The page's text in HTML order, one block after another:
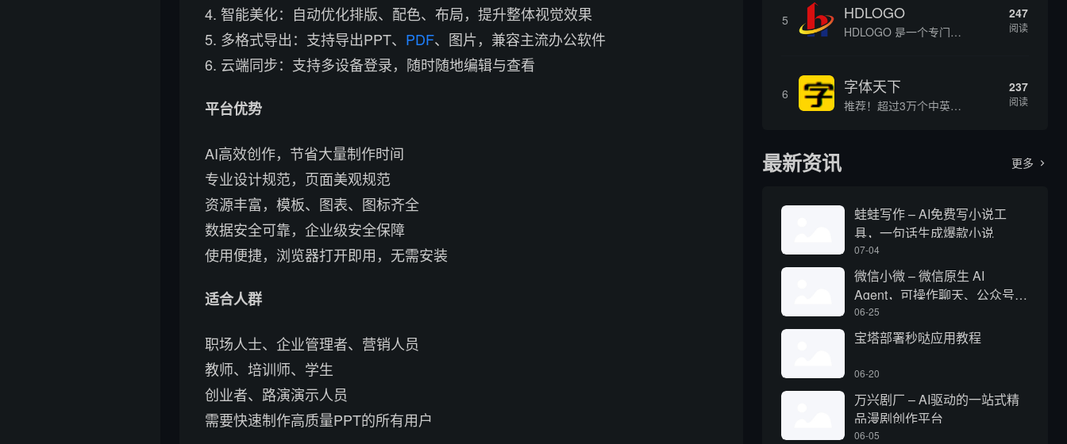
4. 智能美化：自动优化排版、配色、布局，提升整体视觉效果
5. 多格式导出：支持导出PPT、 PDF、图片，兼容主流办公软件
6. 云端同步：支持多设备登录，随时随地编辑与查看
平台优势
AI高效创作，节省大量制作时间
专业设计规范，页面美观规范
资源丰富，模板、图表、图标齐全
数据安全可靠，企业级安全保障
使用便捷，浏览器打开即用，无需安装
适合人群
职场人士、企业管理者、营销人员
教师、培训师、学生
创业者、路演演示人员
需要快速制作高质量PPT的所有用户
5 HDLOGO
HDLOGO 是一个专门整理矢量标志和图标的网站，提供各类品牌和公司的矢量标志下载服务，主要面向设计师、营销人员和企业用户，帮他们获取高质量的品牌标识资源。
247
阅读
6 字体天下
推荐！超过3万个中英文字体免费下载
237
阅读
最新资讯 更多 
蛙蛙写作 – AI免费写小说工
具，一句话生成爆款小说
07-04
微信小微 – 微信原生 AI
Agent，可操作聊天、公众号、
视频号和小程序
06-25
宝塔部署秒哒应用教程
06-20
万兴剧厂 – AI驱动的一站式精
品漫剧创作平台
06-05